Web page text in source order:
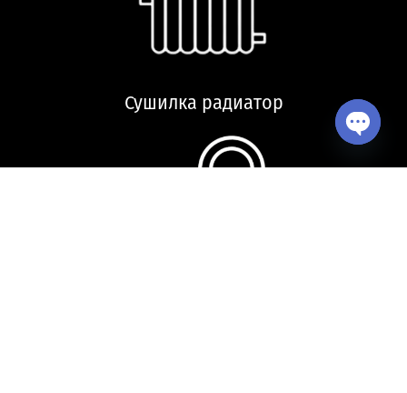
Сушилка радиатор